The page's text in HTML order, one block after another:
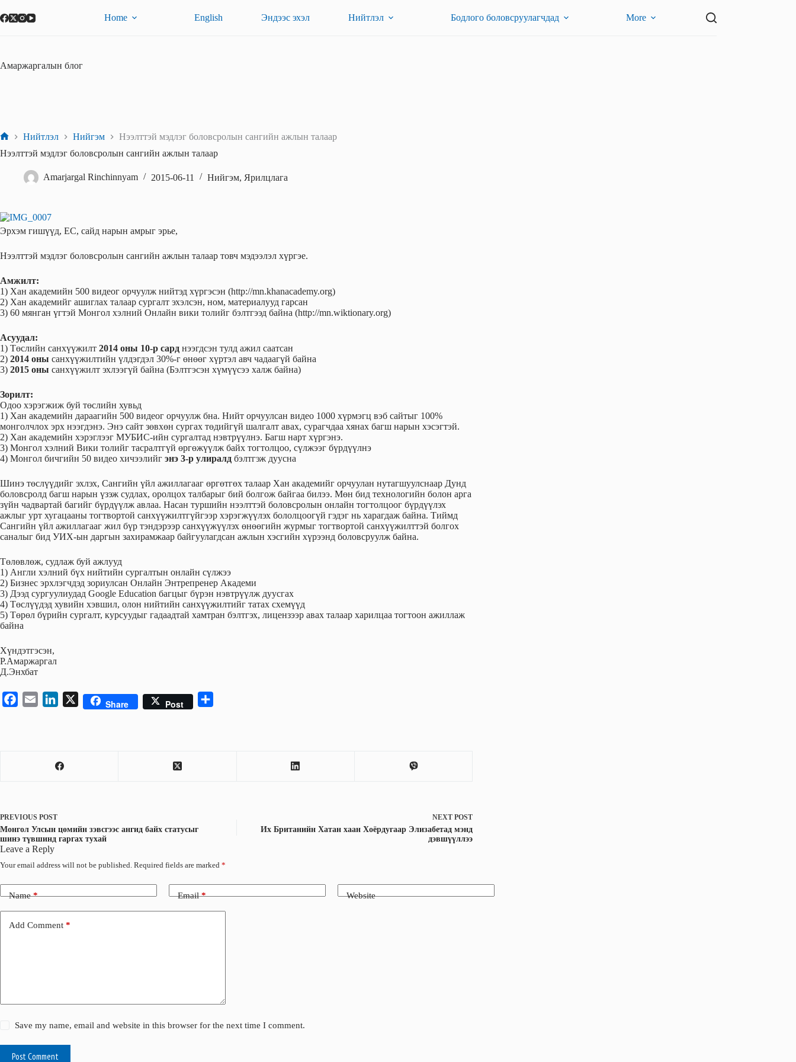
to
content
Home English Эндээс эхэл Нийтлэл Бодлого боловсруулагчдад More
Амаржаргалын блог
Нийтлэл Нийгэм
Нээлттэй мэдлэг боловсролын сангийн ажлын талаар
Нээлттэй мэдлэг боловсролын сангийн ажлын талаар
Amarjargal Rinchinnyam 2015-06-11 Нийгэм, Ярилцлага
Эрхэм гишүүд, ЕС, сайд нарын амрыг эрье,
Нээлттэй мэдлэг боловсролын сангийн ажлын талаар товч мэдээлэл хүргэе.
Амжилт:
1) Хан академийн 500 видеог орчуулж нийтэд хүргэсэн (http://mn.khanacademy.org)
2) Хан академийг ашиглах талаар сургалт эхэлсэн, ном, материалууд гарсан
3) 60 мянган үгтэй Монгол хэлний Онлайн вики толийг бэлтгээд байна (http://mn.wiktionary.org)
Асуудал:
1) Төслийн санхүүжилт 2014 оны 10-р сард нээгдсэн тулд ажил саатсан
2) 2014 оны санхүүжилтийн үлдэгдэл 30%-г өнөөг хүртэл авч чадаагүй байна
3) 2015 оны санхүүжилт эхлээгүй байна (Бэлтгэсэн хүмүүсээ халж байна)
Зорилт:
Одоо хэрэгжиж буй төслийн хувьд
1) Хан академийн дараагийн 500 видеог орчуулж бна. Нийт орчуулсан видео 1000 хүрмэгц вэб сайтыг 100%
монголчлох эрх нээгдэнэ. Энэ сайт зөвхөн сургах төдийгүй шалгалт авах, сурагчдаа хянах багш нарын хэсэгтэй.
2) Хан академийн хэрэглээг МУБИС-ийн сургалтад нэвтрүүлнэ. Багш нарт хүргэнэ.
3) Монгол хэлний Вики толийг тасралтгүй өргөжүүлж байх тогтолцоо, сүлжээг бүрдүүлнэ
4) Монгол бичгийн 50 видео хичээлийг энэ 3-р улиралд бэлтгэж дуусна
Шинэ төслүүдийг эхлэх, Сангийн үйл ажиллагааг өргөтгөх талаар Хан академийг орчуулан нутагшуулснаар Дунд
боловсролд багш нарын үзэж судлах, оролцох талбарыг бий болгож байгаа билээ. Мөн бид технологийн болон арга
зүйн чадвартай багийг бүрдүүлж авлаа. Насан туршийн нээлттэй боловсролын онлайн тогтолцоог бүрдүүлэх
ажлыг урт хугацааны тогтвортой санхүүжилтгүйгээр хэрэгжүүлэх бололцоогүй гэдэг нь харагдаж байна. Тиймд
Сангийн үйл ажиллагааг жил бүр тэндэрээр санхүүжүүлэх өнөөгийн журмыг тогтвортой санхүүжилттэй болгох
саналыг бид УИХ-ын даргын з​​ахирамжаар байгуулагдсан ажлын хэсгийн хүрээнд боловсруулж байна.
Төлөвлөж, судлаж буй ажлууд
1) Англи хэлний бүх нийтийн сургалтын онлайн сүлжээ
2) Бизнес эрхлэгчдэд зориулсан Онлайн Энтрепренер Академи
3) Дээд сургуулиудад Google Education багцыг бүрэн нэвтрүүлж дуусгах
4) Төслүүдэд хувийн хэвшил, олон нийтийн санхүүжилтийг татах схемүүд
5) Төрөл бүрийн сургалт, курсуудыг гадаадтай хамтран бэлтгэх, лицензээр авах талаар харилцаа тогтоон ажиллаж
байна
Хүндэтгэсэн,
Р.Амаржаргал
Д.Энхбат
e
X Share Post
PREVIOUS POST
Монгол Улсын цөмийн зэвсгээс ангид байх статусыг
шинэ түвшинд гаргах тухай
NEXTPOST
Их Британийн Хатан хаан Хоёрдугаар Элизабетад мэнд
дэвшүүллээ
Leave a Reply
Your email address will not be published. Required fields are marked *
Name* Email* Website
Add Comment *
Save my name, email and website in this browser for the next time I comment.
Post Comment